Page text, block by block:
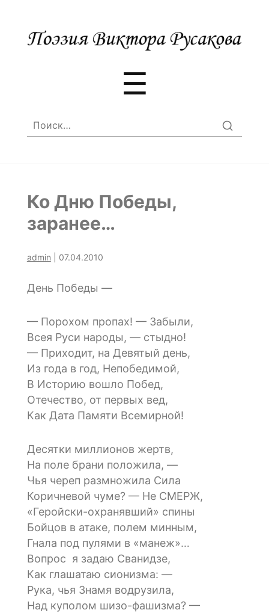
☰
Найти:
Ко Дню Победы,
заранее…
admin 07.04.2010
День Победы —
— Порохом пропах! — Забыли,
Всея Руси народы, — стыдно!
— Приходит, на Девятый день,
Из года в год, Непобедимой,
В Историю вошло Побед,
Отечество, от первых вед,
Как Дата Памяти Всемирной!
Десятки миллионов жертв,
На поле брани положила, —
Чья череп размножила Сила
Коричневой чуме? — Не СМЕРЖ,
«Геройски-охранявший» спины
Бойцов в атаке, полем минным,
Гнала под пулями в «манеж»…
Вопрос я задаю Сванидзе,
Как глашатаю сионизма: —
Рука, чья Знамя водрузила,
Над куполом шизо-фашизма? —